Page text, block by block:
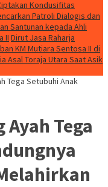
Kondusifitas
Patroli Dialogis dan
Santunan kepada Ahli
II Dirut Jasa Raharja
KM Mutiara Sentosa II di
Asal Toraja Utara Saat Asik
Tega Setubuhi Anak
Tega